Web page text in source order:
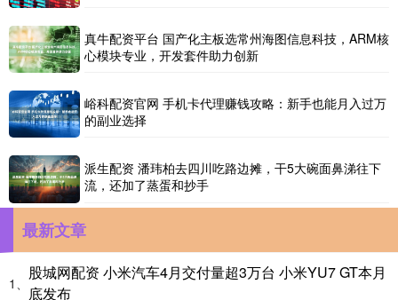
真牛配资平台 国产化主板选常州海图信息科技，ARM核
心模块专业，开发套件助力创新
峪科配资官网 手机卡代理赚钱攻略：新手也能月入过万
的副业选择
派生配资 潘玮柏去四川吃路边摊，干5大碗面鼻涕往下
流，还加了蒸蛋和抄手
最新文章
1、
股城网配资 小米汽车4月交付量超3万台 小米YU7 GT本月
底发布